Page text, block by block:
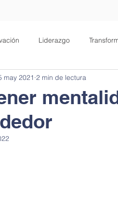
Liderazgo
Salud Filosofía
may 2021 2 min de lectura